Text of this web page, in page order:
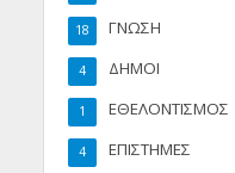
ΓΝΩΣΗ
18
ΔΗΜΟΙ
4
ΕΘΕΛΟΝΤΙΣΜΟΣ
1
ΕΠΙΣΤΗΜΕΣ
4